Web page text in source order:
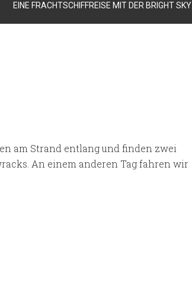
EINE FRACHTSCHIFFREISE MIT DER BRIGHT SKY
am Strand entlang und finden zwei
An einem anderen Tag fahren wir